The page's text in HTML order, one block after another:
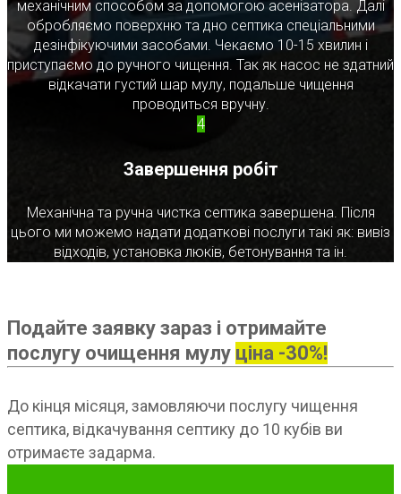
механічним способом за допомогою асенізатора. Далі
обробляємо поверхню та дно септика спеціальними
дезінфікуючими засобами. Чекаємо 10-15 хвилин і
приступаємо до ручного чищення. Так як насос не здатний
відкачати густий шар мулу, подальше чищення
проводиться вручну.
4
Завершення робіт
Механічна та ручна чистка септика завершена. Після
цього ми можемо надати додаткові послуги такі як: вивіз
відходів, установка люків, бетонування та ін.
Подайте заявку зараз і отримайте
послугу очищення мулу ціна -30%!
До кінця місяця, замовляючи послугу чищення
септика, відкачування септику до 10 кубів ви
отримаєте задарма.